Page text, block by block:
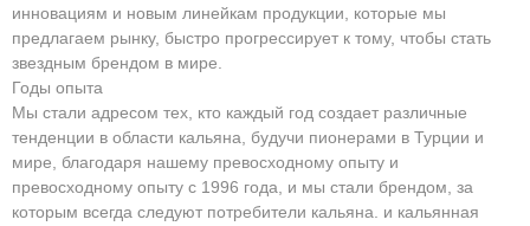
инновациям и новым линейкам продукции, которые мы
предлагаем рынку, быстро прогрессирует к тому, чтобы стать
звездным брендом в мире.
Годы опыта
Мы стали адресом тех, кто каждый год создает различные
тенденции в области кальяна, будучи пионерами в Турции и
мире, благодаря нашему превосходному опыту и
превосходному опыту с 1996 года, и мы стали брендом, за
которым всегда следуют потребители кальяна. и кальянная